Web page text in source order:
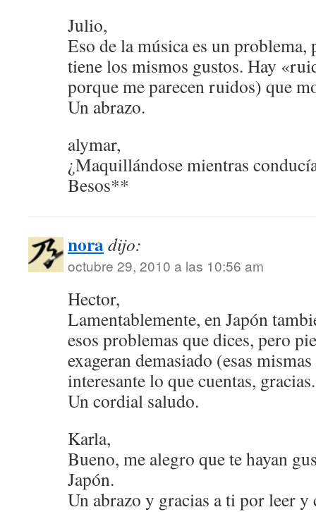
Julio,
Eso de la música es un problema,
tiene los mismos gustos. Hay
porque me parecen ruidos) que
Un abrazo.
alymar,
¿Maquillándose mientras
Besos**
noradijo:
octubre 29, 2010 a las 10:56 am
Hector,
Lamentablemente, en Japón
esos problemas que dices, pero
exageran demasiado (esas
interesante lo que cuentas, gracias.
Un cordial saludo.
Karla,
Bueno, me alegro que te hayan
Japón.
Un abrazo y gracias a ti por leer